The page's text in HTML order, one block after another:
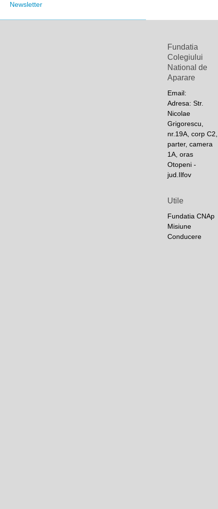
Newsletter
Fundatia
Colegiului
National de
Aparare
Email:
Adresa: Str.
Nicolae
Grigorescu,
nr.19A, corp C2,
parter, camera
1A, oras
Otopeni -
jud.Ilfov
Utile
Fundatia CNAp
Misiune
Conducere